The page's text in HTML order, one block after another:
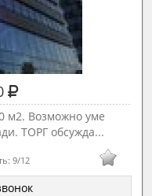
м2. Возможно уме
ТОРГ обсужда...
9/12